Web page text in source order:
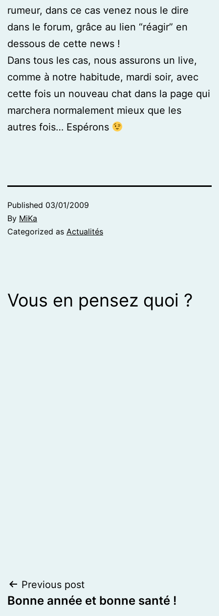
rumeur, dans ce cas venez nous le dire
dans le forum, grâce au lien “réagir” en
dessous de cette news !
Dans tous les cas, nous assurons un live,
comme à notre habitude, mardi soir, avec
cette fois un nouveau chat dans la page qui
marchera normalement mieux que les
autres fois… Espérons
Published 03/01/2009
By MiKa
Categorized as Actualités
Vous en pensez quoi ?
Post
navigation
Previous post
Bonne année et bonne santé !